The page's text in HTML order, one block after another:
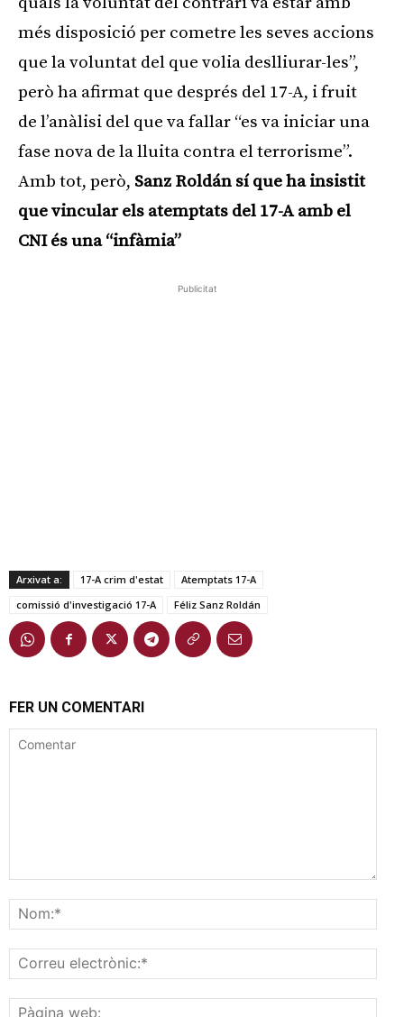
més disposició per cometre les seves accions
que la voluntat del que volia deslliurar-les”,
però ha afirmat que després del 17-A, i fruit
de l’anàlisi del que va fallar “es va iniciar una
fase nova de la lluita contra el terrorisme”.
Amb tot, però, Sanz Roldán sí que ha insistit
que vincular els atemptats del 17-A amb el
CNI és una “infàmia”
Publicitat
Arxivat a: 17-A crim d'estat
Atemptats 17-A
comissió d'investigació 17-A
Féliz Sanz Roldán
FER UN COMENTARI